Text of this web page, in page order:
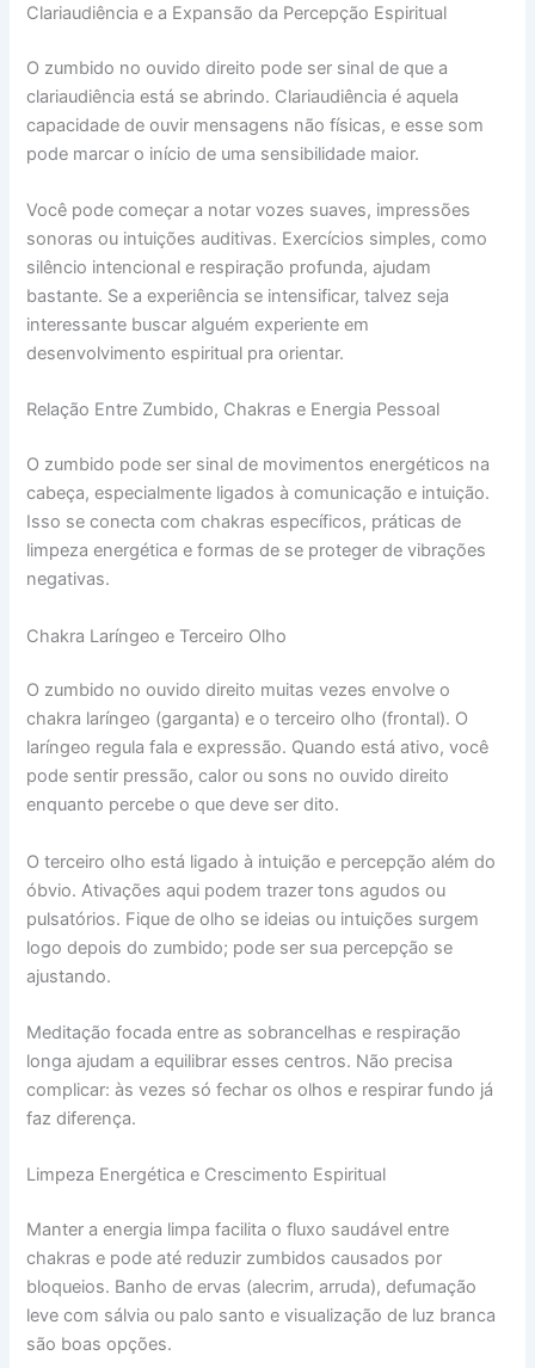
Clariaudiência e a Expansão da Percepção Espiritual
O zumbido no ouvido direito pode ser sinal de que a
clariaudiência está se abrindo. Clariaudiência é aquela
capacidade de ouvir mensagens não físicas, e esse som
pode marcar o início de uma sensibilidade maior.
Você pode começar a notar vozes suaves, impressões
sonoras ou intuições auditivas. Exercícios simples, como
silêncio intencional e respiração profunda, ajudam
bastante. Se a experiência se intensificar, talvez seja
interessante buscar alguém experiente em
desenvolvimento espiritual pra orientar.
Relação Entre Zumbido, Chakras e Energia Pessoal
O zumbido pode ser sinal de movimentos energéticos na
cabeça, especialmente ligados à comunicação e intuição.
Isso se conecta com chakras específicos, práticas de
limpeza energética e formas de se proteger de vibrações
negativas.
Chakra Laríngeo e Terceiro Olho
O zumbido no ouvido direito muitas vezes envolve o
chakra laríngeo (garganta) e o terceiro olho (frontal). O
laríngeo regula fala e expressão. Quando está ativo, você
pode sentir pressão, calor ou sons no ouvido direito
enquanto percebe o que deve ser dito.
O terceiro olho está ligado à intuição e percepção além do
óbvio. Ativações aqui podem trazer tons agudos ou
pulsatórios. Fique de olho se ideias ou intuições surgem
logo depois do zumbido; pode ser sua percepção se
ajustando.
Meditação focada entre as sobrancelhas e respiração
longa ajudam a equilibrar esses centros. Não precisa
complicar: às vezes só fechar os olhos e respirar fundo já
faz diferença.
Limpeza Energética e Crescimento Espiritual
Manter a energia limpa facilita o fluxo saudável entre
chakras e pode até reduzir zumbidos causados por
bloqueios. Banho de ervas (alecrim, arruda), defumação
leve com sálvia ou palo santo e visualização de luz branca
são boas opções.